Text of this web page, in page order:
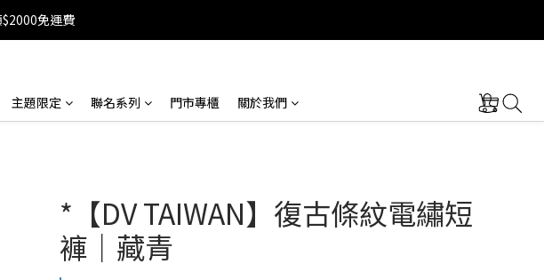
免運費
主題限定 聯名系列 門市專櫃 關於我們
*【DV TAIWAN】復古條紋電繡短
褲｜藏青